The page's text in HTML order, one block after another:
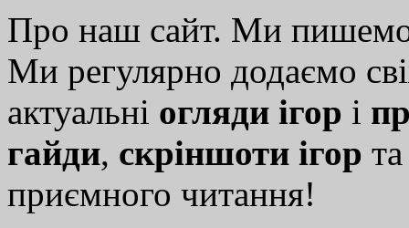
Про наш сайт. Ми
Ми регулярно додаємо
актуальні огляди ігор і
гайди, скріншоти ігор
приємного читання!